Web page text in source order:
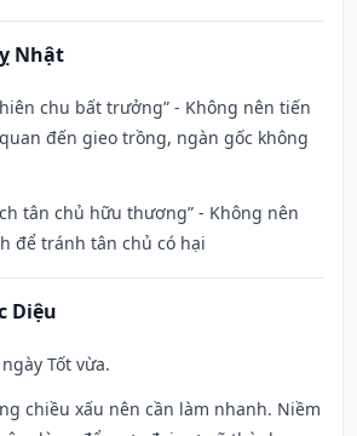
Nhật
chu bất trưởng” - Không nên tiến
đến gieo trồng, ngàn gốc không
tân chủ hữu thương” - Không nên
để tránh tân chủ có hại
Diệu
Tốt vừa.
chiều xấu nên cần làm nhanh. Niềm